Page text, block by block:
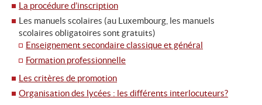
La procédure d’inscription
Les manuels scolaires (au Luxembourg, les manuels
scolaires obligatoires sont gratuits)
Enseignement secondaire classique et général
Formation professionnelle
Les critères de promotion
Organisation des lycées : les différents interlocuteurs?